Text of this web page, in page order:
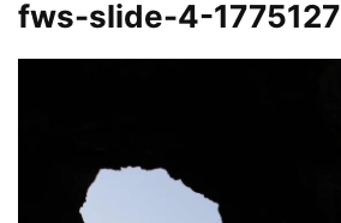
fws-slide-4-